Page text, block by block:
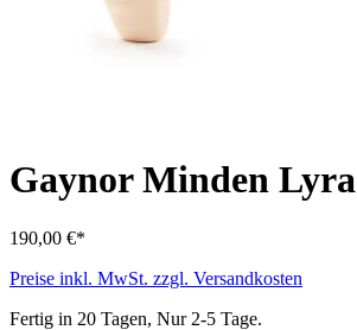
Gaynor Minden Lyra
190,00 €*
Preise inkl. MwSt. zzgl. Versandkosten
Fertig in 20 Tagen, Nur 2-5 Tage.